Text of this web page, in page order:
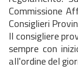
Commissione
Consiglieri
Il consigliere
sempre con
all'ordine del